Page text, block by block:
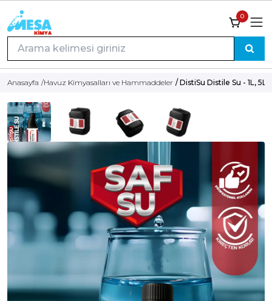
0
Anasayfa /Havuz Kimyasalları ve Hammaddeler / DistiSu Distile Su - 1L,